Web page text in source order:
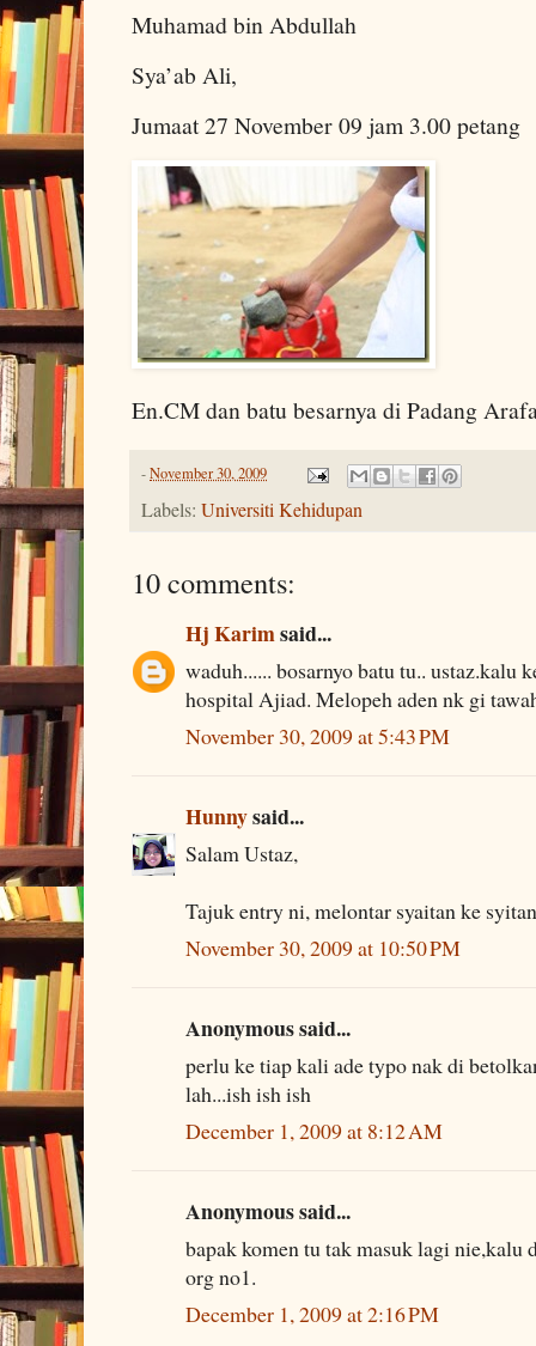
Muhamad bin Abdullah
Sya’ab Ali,
Jumaat 27 November 09 jam 3.00 petang
En.CM dan batu besarnya di Padang
-November 30, 2009
Labels: Universiti Kehidupan
10 comments:
Hj Karimsaid...
waduh...... bosarnyo batu tu.. ustaz.kalu
hospital Ajiad. Melopeh aden nk gi
November 30, 2009 at 5:43 PM
Hunnysaid...
Salam Ustaz,
Tajuk entry ni, melontar syaitan ke
November 30, 2009 at 10:50 PM
Anonymous said...
perlu ke tiap kali ade typo nak di
lah...ish ish ish
December 1, 2009 at 8:12 AM
Anonymous said...
bapak komen tu tak masuk lagi nie,kalu
org no1.
December 1, 2009 at 2:16 PM